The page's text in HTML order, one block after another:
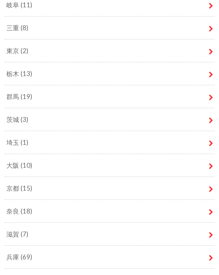
岐阜(11)
三重 (8)
東京(2)
栃木 (13)
群馬(19)
茨城(3)
埼玉 (1)
大阪 (10)
京都(15)
奈良 (18)
滋賀 (7)
兵庫(69)